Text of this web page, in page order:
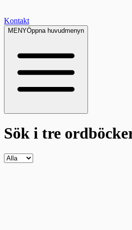
Kontakt
MENYÖppna huvudmenyn
Sök i tre